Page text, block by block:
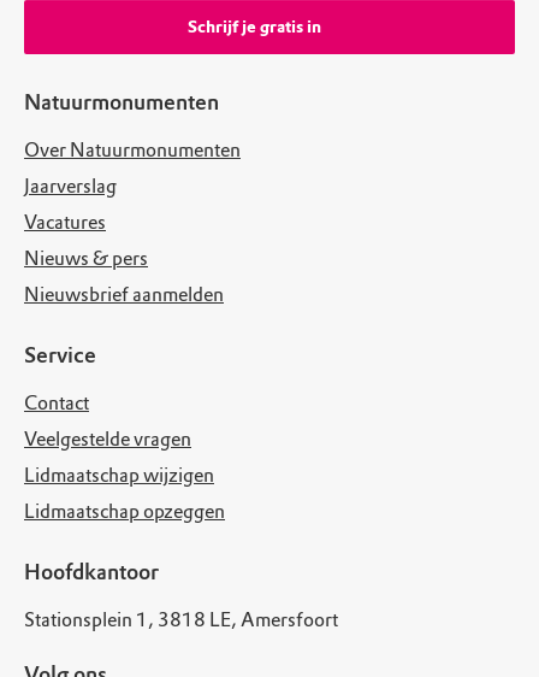
Natuurmonumenten
Over Natuurmonumenten
Jaarverslag
Vacatures
Nieuws & pers
Nieuwsbrief aanmelden
Service
Contact
Veelgestelde vragen
Lidmaatschap wijzigen
Lidmaatschap opzeggen
Hoofdkantoor
Stationsplein 1, 3818 LE, Amersfoort
Schrijf je gratis in